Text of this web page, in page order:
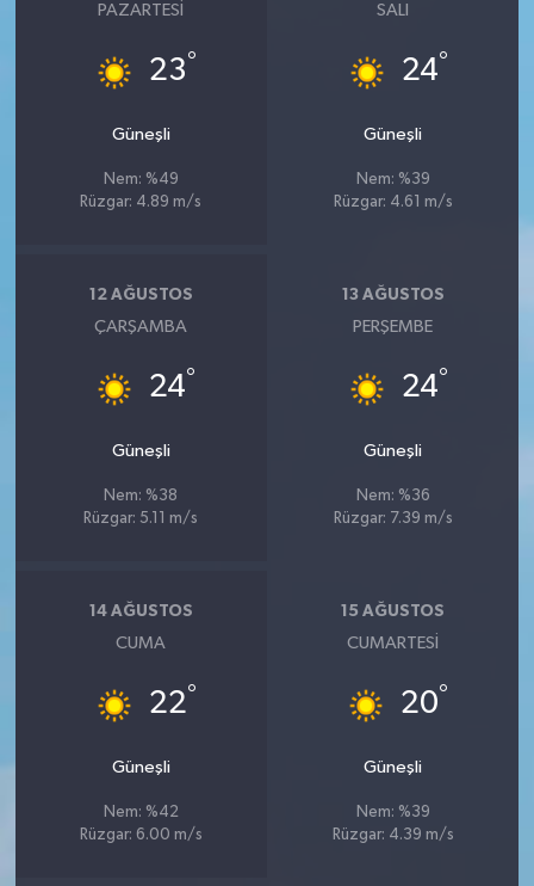
PAZARTESI
23°
Güneşli
Nem: %49
Rüzgar: 4.89 m/s
SALI
24°
Güneşli
Nem: %39
Rüzgar: 4.61 m/s
12 AĞUSTOS
ÇARŞAMBA
24°
Güneşli
Nem: %38
Rüzgar: 5.11 m/s
13 AĞUSTOS
PERŞEMBE
24°
Güneşli
Nem: %36
Rüzgar: 7.39 m/s
14 AĞUSTOS
CUMA
22°
Güneşli
Nem: %42
Rüzgar: 6.00 m/s
15 AĞUSTOS
CUMARTESI
20°
Güneşli
Nem: %39
Rüzgar: 4.39 m/s